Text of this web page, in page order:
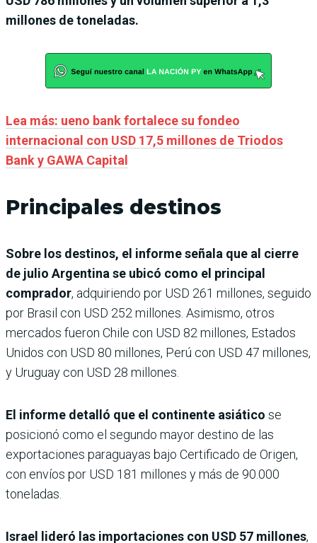
millones de toneladas.
Lea más: ueno bank fortalece su fondeo
internacional con USD 17,5 millones de Triodos
Bank y GAWA Capital
Principales destinos
Sobre los destinos, el informe señala que al cierre
de julio Argentina se ubicó como el principal
comprador, adquiriendo por USD 261 millones, seguido
por Brasil con USD 252 millones. Asimismo, otros
mercados fueron Chile con USD 82 millones, Estados
Unidos con USD 80 millones, Perú con USD 47 millones,
y Uruguay con USD 28 millones.
El informe detalló que el continente asiático se
posicionó como el segundo mayor destino de las
exportaciones paraguayas bajo Certificado de Origen,
con envíos por USD 181 millones y más de 90.000
toneladas.
Israel lideró las importaciones con USD 57 millones,